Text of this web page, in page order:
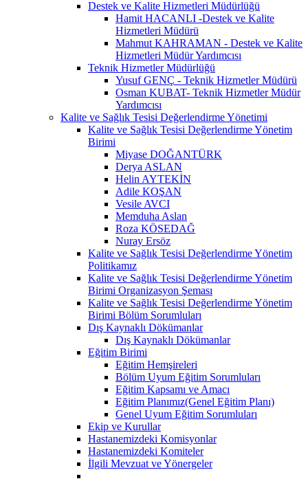
Destek ve Kalite Hizmetleri Müdürlüğü
Hamit HACANLI -Destek ve Kalite
Hizmetleri Müdürü
Mahmut KAHRAMAN - Destek ve Kalite
Hizmetleri Müdür Yardımcısı
Teknik Hizmetler Müdürlüğü
Yusuf GENÇ - Teknik Hizmetler Müdürü
Osman KUBAT- Teknik Hizmetler Müdür
Yardımcısı
Kalite ve Sağlık Tesisi Değerlendirme Yönetimi
Kalite ve Sağlık Tesisi Değerlendirme Yönetim
Birimi
Miyase DOĞANTÜRK
Derya ASLAN
Helin AYTEKİN
Adile KOŞAN
Vesile AVCI
Memduha Aslan
Roza KÖSEDAĞ
Nuray Ersöz
Kalite ve Sağlık Tesisi Değerlendirme Yönetim
Politikamız
Kalite ve Sağlık Tesisi Değerlendirme Yönetim
Birimi Organizasyon Şeması
Kalite ve Sağlık Tesisi Değerlendirme Yönetim
Birimi Bölüm Sorumluları
Dış Kaynaklı Dökümanlar
Dış Kaynaklı Dökümanlar
Eğitim Birimi
Eğitim Hemşireleri
Bölüm Uyum Eğitim Sorumluları
Eğitim Kapsamı ve Amacı
Eğitim Planımız(Genel Eğitim Planı)
Genel Uyum Eğitim Sorumluları
Ekip ve Kurullar
Hastanemizdeki Komisyonlar
Hastanemizdeki Komiteler
İlgili Mevzuat ve Yönergeler